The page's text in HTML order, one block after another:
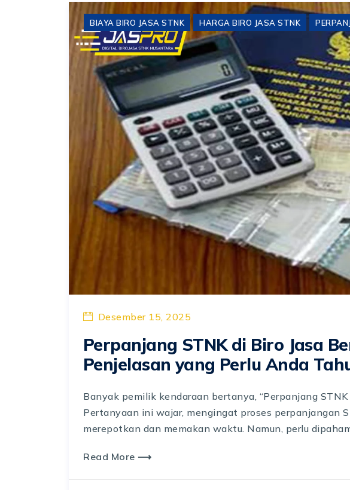
BIAYA BIRO JASA STNK HARGA BIRO JASA STNK
Desember 15, 2025
Perpanjang STNK di Biro Jasa
Penjelasan yang Perlu Anda
Banyak pemilik kendaraan bertanya, “Perpanjang
Pertanyaan ini wajar, mengingat proses perpanjangan
merepotkan dan memakan waktu. Namun, perlu
Read More ⟶